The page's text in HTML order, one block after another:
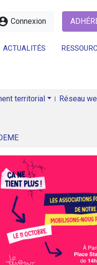
Connexion
ACTUALITÉS
territorial Réseau